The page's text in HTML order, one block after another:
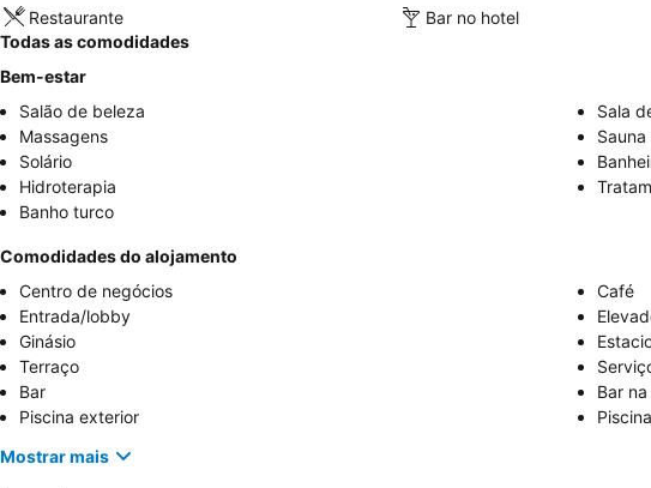
Restaurante Bar no hotel
Todas as comodidades
Bem-estar
Salão de beleza
Sala
Massagens
Sauna
Solário
Hidroterapia
Banho turco
Comodidades do alojamento
Centro de negócios
Café
Entrada/lobby
Ginásio
Terraço
Bar
Bar
Piscina exterior
Mostrar mais